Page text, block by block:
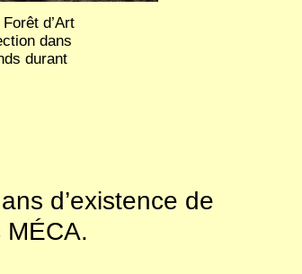
d’Art
dans
durant
d’existence de
MÉCA.